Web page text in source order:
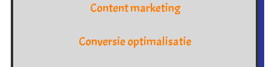
Content marketing
Conversie optimalisatie